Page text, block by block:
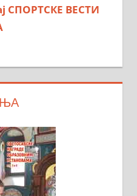
СПОРТСКЕ ВЕСТИ